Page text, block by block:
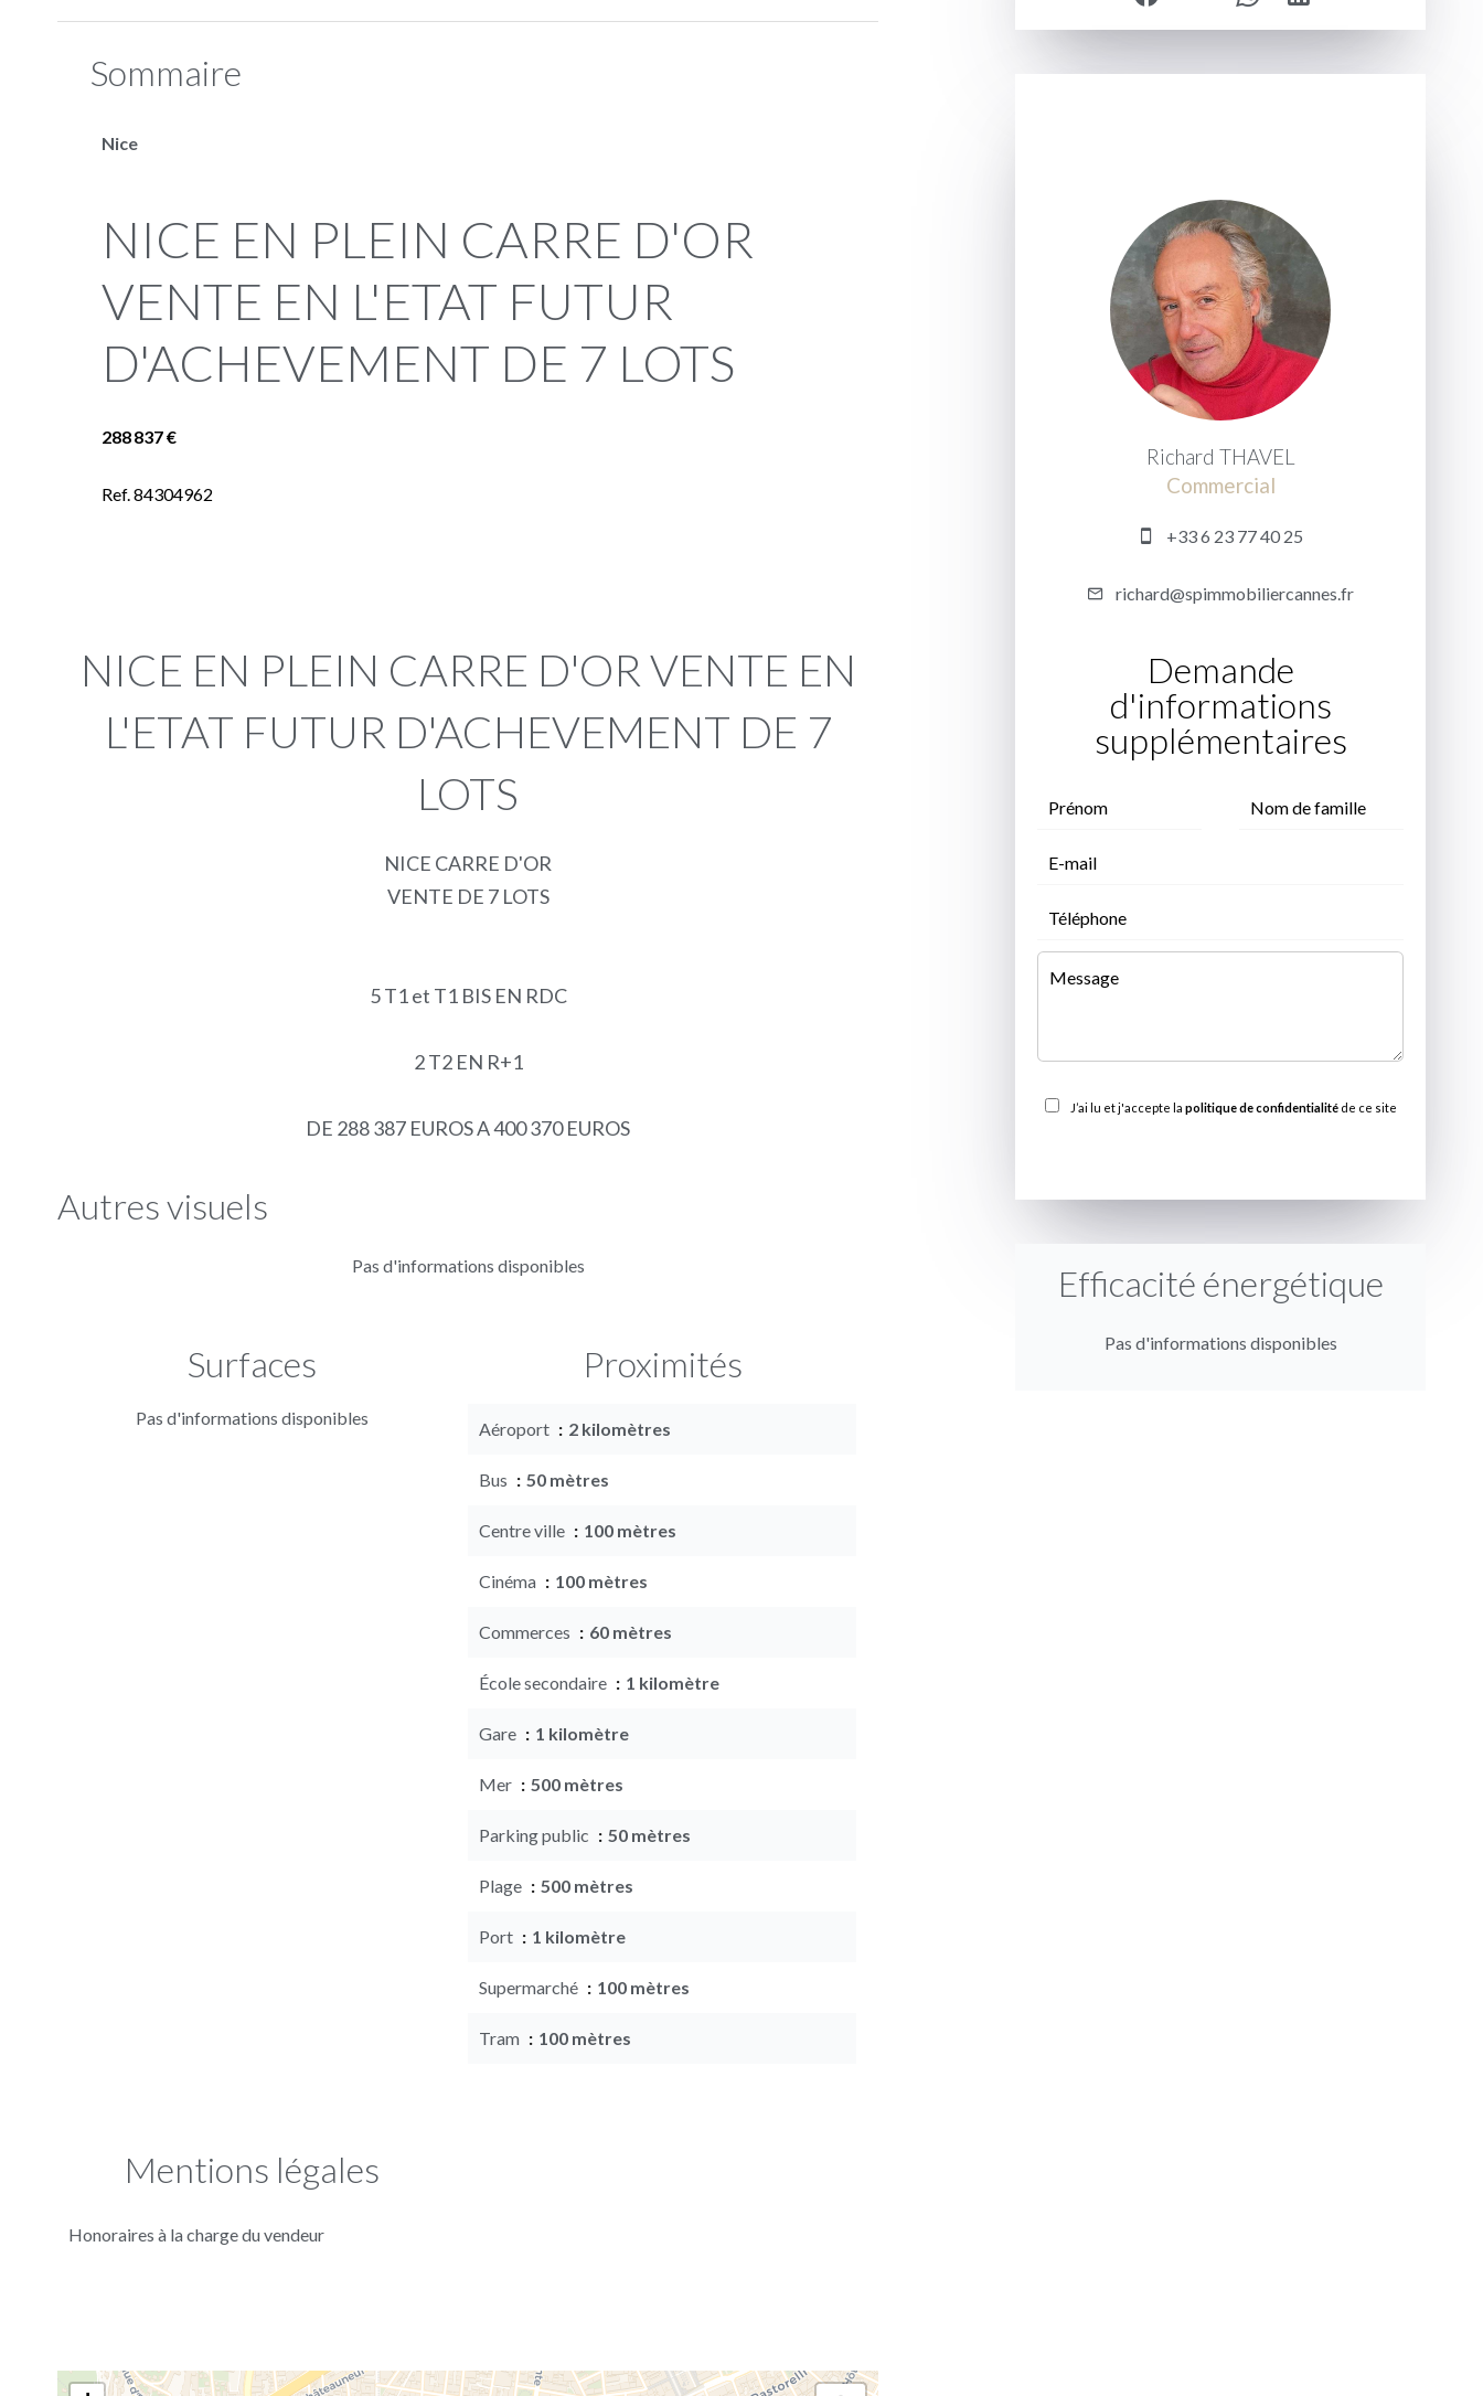
Sommaire
Nice
NICE EN PLEIN CARRE D'OR
VENTE EN L'ETAT FUTUR
D'ACHEVEMENT DE 7 LOTS
288 837 €
Ref. 84304962
NICE EN PLEIN CARRE D'OR VENTE EN
L'ETAT FUTUR D'ACHEVEMENT DE 7
LOTS
NICE CARRE D'OR
VENTE DE 7 LOTS
5 T1 et T1 BIS EN RDC
2 T2 EN R+1
DE 288 387 EUROS A 400 370 EUROS
Autres visuels
Pas d'informations disponibles
Surfaces
Pas d'informations disponibles
Proximités
Aéroport 2 kilomètres
Bus 50 mètres
Centre ville 100 mètres
Cinéma 100 mètres
Commerces 60 mètres
École secondaire 1 kilomètre
Gare 1 kilomètre
Mer 500 mètres
Parking public 50 mètres
Plage 500 mètres
Port 1 kilomètre
Supermarché 100 mètres
Tram 100 mètres
Mentions légales
Honoraires à la charge du vendeur
Richard THAVEL
Commercial
+33 6 23 77 40 25
richard@spimmobiliercannes.fr
Demande
d'informations
supplémentaires
J’ai lu et j'accepte la politique de confidentialitéde ce site
Efficacité énergétique
Pas d'informations disponibles